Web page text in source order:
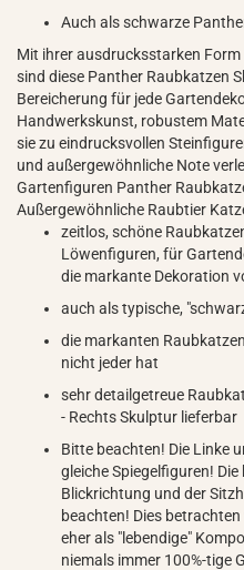
Auch als schwarze
Mit ihrer ausdrucksstarken
sind diese Panther Raubkatzen
Bereicherung für jede
Handwerkskunst, robustem
sie zu eindrucksvollen
und außergewöhnliche Note
Gartenfiguren Panther
Außergewöhnliche Raubtier
zeitlos, schöne
Löwenfiguren, für
die markante Dekoration
auch als typische,
die markanten
nicht jeder hat
sehr detailgetreue
- Rechts Skulptur lieferbar
Bitte beachten! Die Linke
gleiche Spiegelfiguren!
Blickrichtung und der
beachten! Dies
eher als "lebendige"
niemals immer 100%-tige